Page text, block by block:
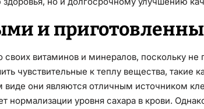
и
витаминов и минералов, поскольку не
чувствительные к теплу вещества, такие
они являются отличным источником
нормализации уровня сахара в крови.